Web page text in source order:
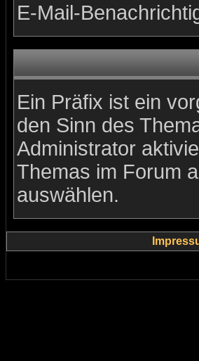
E-Mail-
Ein Präfix ist ein
den Sinn des
Administrator
Themas im Forum
auswählen.